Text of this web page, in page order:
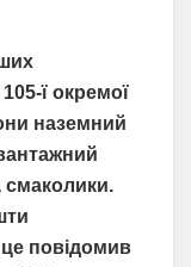
ї окремої
наземний
смаколики.
це повідомив